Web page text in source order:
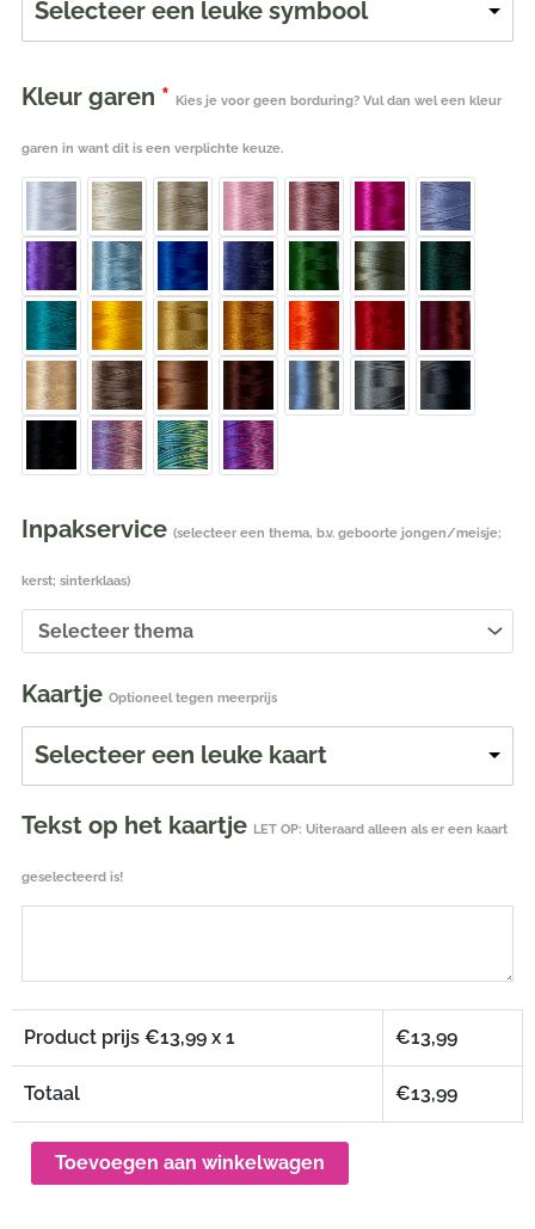
Selecteer een leuke symbool
Kleur garen * Kies je voor geen borduring? Vul dan wel een kleur
garen in want dit is een verplichte keuze.
Inpakservice (selecteer een thema, b.v. geboorte jongen/meisje;
kerst; sinterklaas)
Kaartje Optioneel tegen meerprijs
Selecteer een leuke kaart
Tekst op het kaartje LET OP: Uiteraard alleen als er een kaart
geselecteerd is!
Product prijs €13,99 x 1 €13,99
Totaal €13,99
Toevoegen aan winkelwagen